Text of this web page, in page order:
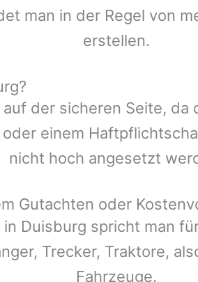
man in der Regel von
erstellen.
der sicheren Seite,
einem
nicht hoch angesetzt
Gutachten oder
Duisburg spricht man
Trecker, Traktore,
Fahrzeuge.